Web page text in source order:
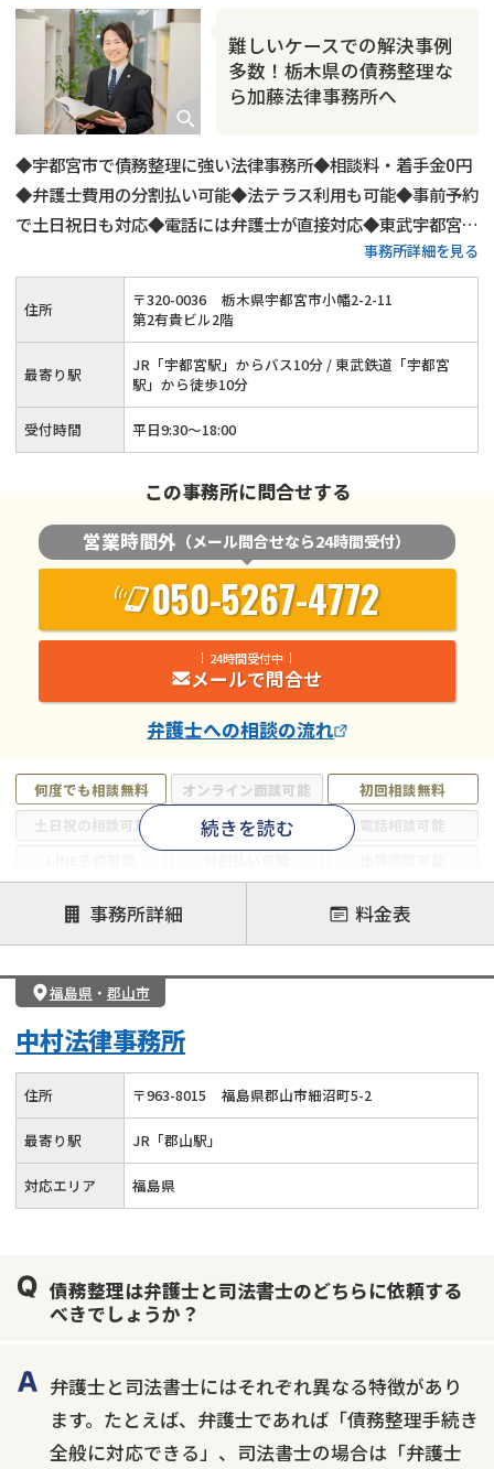
カードローン
難しいケースでの解決事例
多数！栃木県の債務整理な
ら加藤法律事務所へ
◆宇都宮市で債務整理に強い法律事務所◆相談料・着手金0円
◆弁護士費用の分割払い可能◆法テラス利用も可能◆事前予約
で土日祝日も対応◆電話には弁護士が直接対応◆東武宇都宮線
宇都宮駅から徒歩10分◆相談者さま専用駐車場あり。事務所詳細を見る
何度でも相談無料 オンライン面談可能
初回相談無料
土日祝の相談可能
19時以降電話可能
電話相談可能
借金返済相談・交渉
自己破産
任意整理
個人再生
会社破産・法人破産
続きを読む
住所 〒320-0036
栃木県宇都宮市小幡2-2-11
第2有貴ビル2階
最寄り駅
JR「宇都宮駅」からバス10分 / 東武鉄道「宇都宮
駅」から徒歩10分
受付時間 平日9:30～18:00
この事務所に問合せする
営業時間外 （メール問合せなら24時間受付）
050-5267-4772
24時間受付中
メールで問合せ
弁護士への相談の流れ
事務所詳細 料金表
福島県 ・ 郡山市
中村法律事務所
住所 〒963-8015 福島県郡山市細沼町5-2
最寄り駅 JR「郡山駅」
対応エリア 福島県
債務整理は弁護士と司法書士のどちらに依頼する
べきでしょうか？
弁護士と司法書士にはそれぞれ異なる特徴があり
ます。たとえば、弁護士であれば「債務整理手続き
全般に対応できる」、司法書士の場合は「弁護士